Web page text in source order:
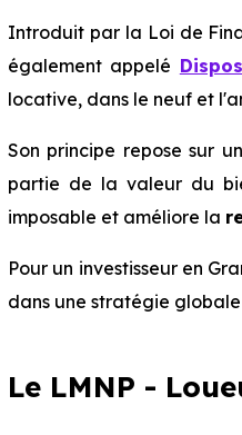
Introduit par la Loi de
également appelé
locative, dans le neuf et
Son principe repose sur
partie de la valeur du
imposable et améliore la
Pour un investisseur en
dans une stratégie
Le LMNP -